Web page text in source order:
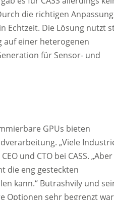
die richtigen
Echtzeit. Die Lösung nutzt
auf einer heterogenen
für Sensor- und
GPUs bieten
„Viele
und CTO bei CASS. „Aber
die eng gesteckten
kann.“ Butrashvily und
Optionen sehr begrenzt